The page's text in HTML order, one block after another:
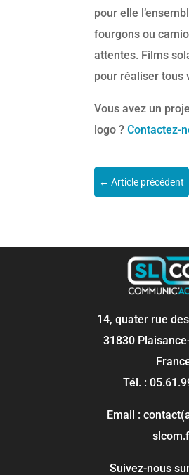
pour elle
fourgons ou
attentes. Films
pour réaliser tous
Vous avez un
logo ? Contactez-
←Article précédent
14, quater rue
31830
Tél. :
Email :
Suivez-nous